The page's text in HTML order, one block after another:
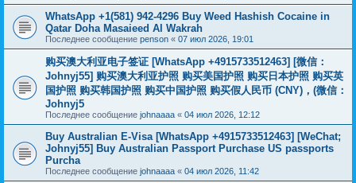
WhatsApp +1(581) 942-4296 Buy Weed Hashish Cocaine in
Qatar Doha Masaieed Al Wakrah
Последнее сообщение penson « 07 июл 2026, 19:01
购买澳大利亚电子签证 [WhatsApp +4915733512463] [微信：
Johnyj55] 购买澳大利亚护照 购买美国护照 购买日本护照 购买英
国护照 购买韩国护照 购买中国护照 购买假人民币 (CNY)，(微信：
Johnyj5
Последнее сообщение johnaaaa « 04 июл 2026, 12:12
Buy Australian E-Visa [WhatsApp +4915733512463] [WeChat;
Johnyj55] Buy Australian Passport Purchase US passports
Purcha
Последнее сообщение johnaaaa « 04 июл 2026, 11:42